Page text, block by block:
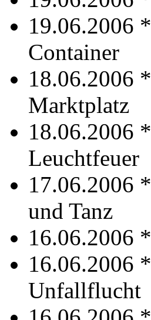
19.06.2006 *
Container
18.06.2006 *
Marktplatz
18.06.2006 *
Leuchtfeuer
17.06.2006 *
und Tanz
16.06.2006 *
16.06.2006 *
Unfallflucht